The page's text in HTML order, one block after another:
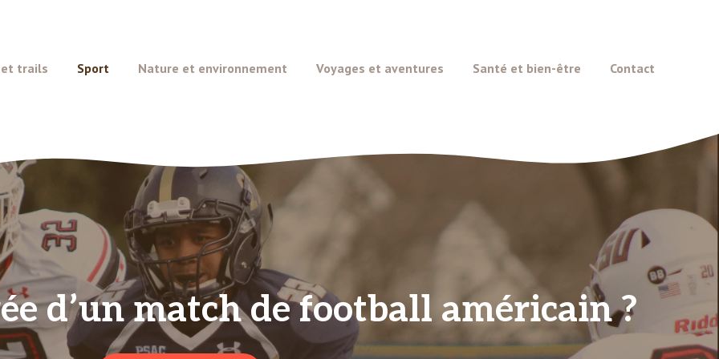
et trails Sport Nature et environnement Voyages et aventures Santé et bien-être Contact
d’un match de football américain ?